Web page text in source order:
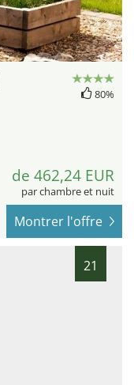
80%
de 462,24 EUR
par chambre et nuit
Montrer l'offre
21